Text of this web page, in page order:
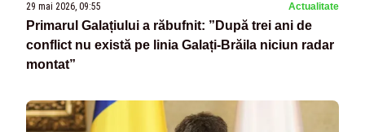
29 mai 2026, 09:55 Actualitate
Primarul Galațiului a răbufnit: ”După trei ani de
conflict nu există pe linia Galați-Brăila niciun radar
montat”